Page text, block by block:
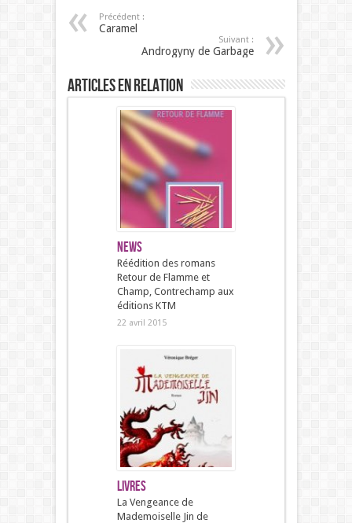
Précédent :
Caramel
Suivant :
Androgyny de Garbage
Articles en relation
News
Réédition des romans
Retour de Flamme et
Champ, Contrechamp aux
éditions KTM
22 avril 2015
Livres
La Vengeance de
Mademoiselle Jin de